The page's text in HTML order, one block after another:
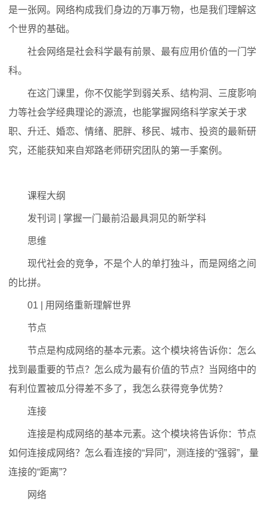
是一张网。网络构成我们身边的万事万物，也是我们理解这
个世界的基础。
社会网络是社会科学最有前景、最有应用价值的一门学
科。
在这门课里，你不仅能学到弱关系、结构洞、三度影响
力等社会学经典理论的源流，也能掌握网络科学家关于求
职、升迁、婚恋、情绪、肥胖、移民、城市、投资的最新研
究，还能获知来自郑路老师研究团队的第一手案例。
课程大纲
发刊词 | 掌握一门最前沿最具洞见的新学科
思维
现代社会的竞争，不是个人的单打独斗，而是网络之间
的比拼。
01 | 用网络重新理解世界
节点
节点是构成网络的基本元素。这个模块将告诉你：怎么
找到最重要的节点？怎么成为最有价值的节点？当网络中的
有利位置被瓜分得差不多了，我怎么获得竞争优势？
连接
连接是构成网络的基本元素。这个模块将告诉你：节点
如何连接成网络？怎么看连接的“异同”，测连接的“强弱”，量
连接的“距离”？
网络